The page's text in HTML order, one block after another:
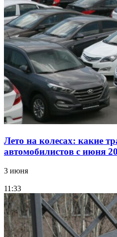
Лето на колесах: какие
автомобилистов с июня
3 июня
11:33